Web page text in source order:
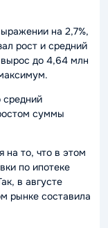
на 2,7%,
рост и средний
до 4,64 млн
средний
суммы
на то, что в этом
по ипотеке
в августе
рынке составила